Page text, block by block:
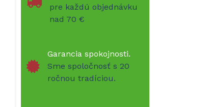
pre každú objednávku
nad 70 €
Garancia spokojnosti.
Sme spoločnosť s 20
ročnou tradíciou.